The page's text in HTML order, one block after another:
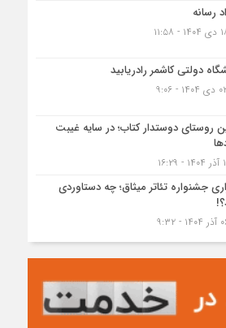
رسانه
دولتی کاشمر‌ رادریابید
روستای دوستدار کتاب؛ در سایه غیبت
جشنواره تئاتر میثاق؛ چه دستاوردی